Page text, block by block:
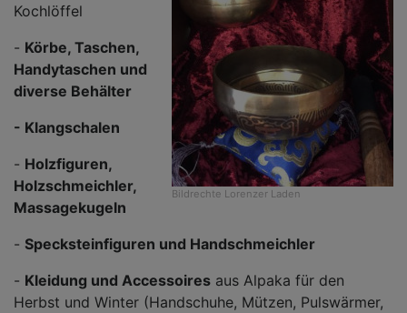
Bildrechte Lorenzer Laden
Kochlöffel
- Körbe, Taschen,
Handytaschen und
diverse Behälter
- Klangschalen
- Holzfiguren,
Holzschmeichler,
Massagekugeln
- Specksteinfiguren und Handschmeichler
- Kleidung und Accessoires aus Alpaka für den
Herbst und Winter (Handschuhe, Mützen, Pulswärmer,